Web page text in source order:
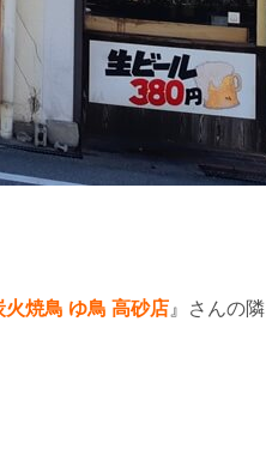
火焼鳥 ゆ鳥 高砂店 』 さんの隣